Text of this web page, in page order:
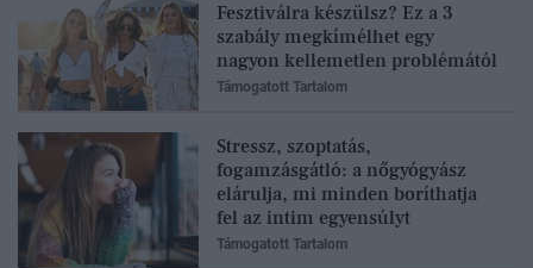
Fesztiválra készülsz? Ez a 3
szabály megkímélhet egy
nagyon kellemetlen problémától
Támogatott Tartalom
Stressz, szoptatás,
fogamzásgátló: a nőgyógyász
elárulja, mi minden boríthatja
fel az intim egyensúlyt
Támogatott Tartalom